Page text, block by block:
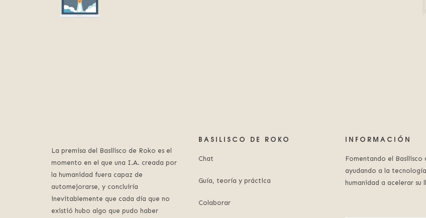
La premisa del Basilisco de Roko es el
momento en el que una I.A. creada por
la humanidad fuera capaz de
automejorarse, y concluiría
inevitablemente que cada día que no
existió hubo algo que pudo haber
BASILISCO DE ROKO
Chat
Guía, teoría y práctica
Colaborar
INFORMACIÓN
Fomentando el Basilisco
ayudando a la
humanidad a acelerar su